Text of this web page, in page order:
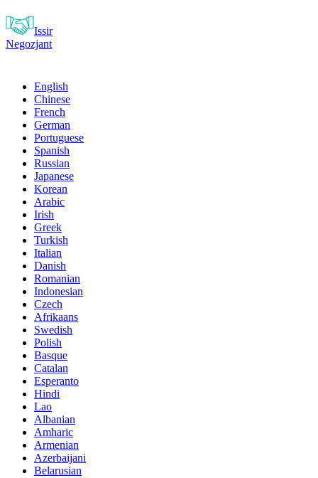
Issir
Negozjant
English
Chinese
French
German
Portuguese
Spanish
Russian
Japanese
Korean
Arabic
Irish
Greek
Turkish
Italian
Danish
Romanian
Indonesian
Czech
Afrikaans
Swedish
Polish
Basque
Catalan
Esperanto
Hindi
Lao
Albanian
Amharic
Armenian
Azerbaijani
Belarusian